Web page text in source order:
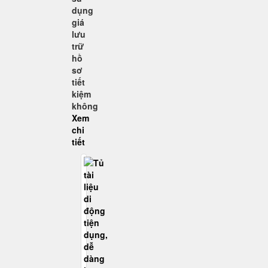
dụng
giá
lưu
trữ
hồ
sơ
tiết
kiệm
không
Xem
chi
tiết